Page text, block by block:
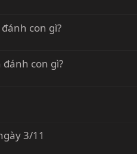
con gì?
con gì?
3/11